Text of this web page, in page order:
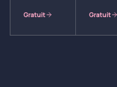
Gratuit Gratuit